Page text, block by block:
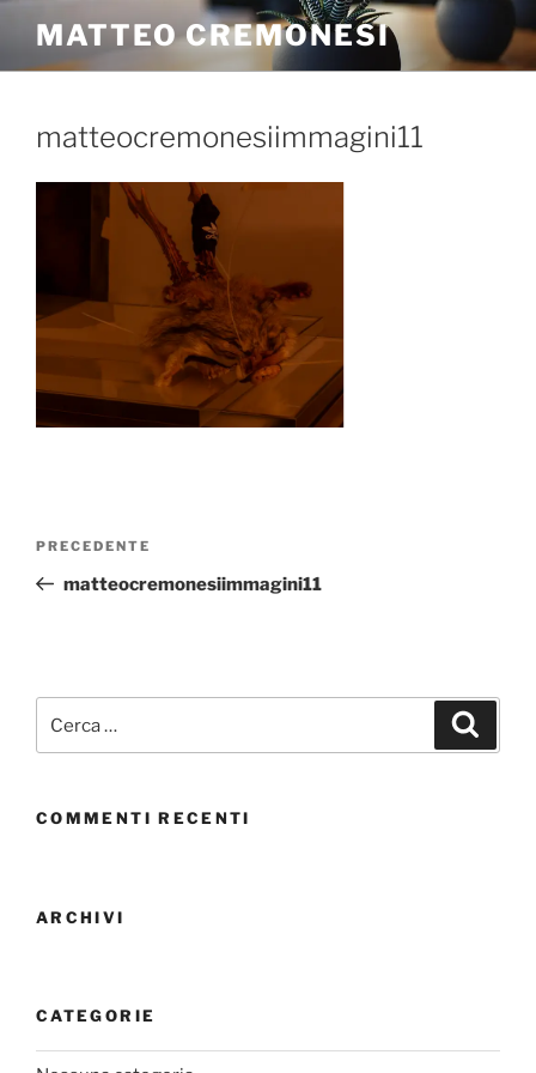
MATTEO CREMONESI
matteocremonesiimmagini11
PRECEDENTE
matteocremonesiimmagini11
COMMENTI RECENTI
ARCHIVI
CATEGORIE